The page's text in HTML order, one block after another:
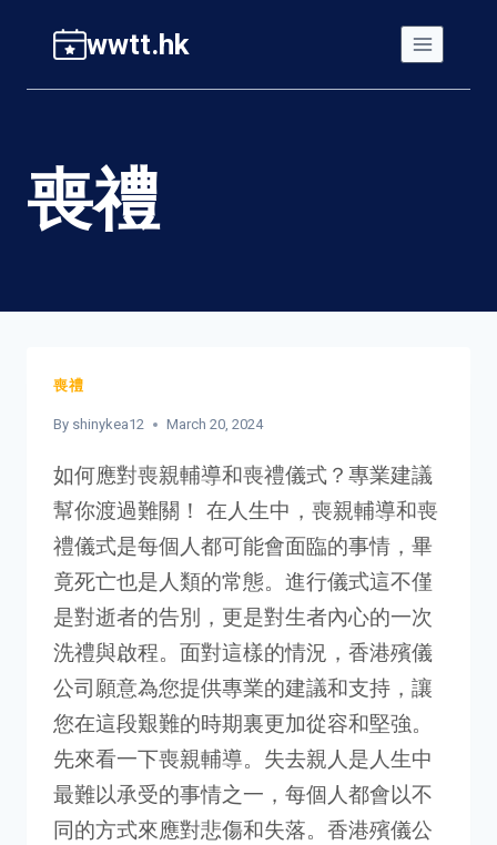
content
wwtt.hk
喪禮
喪禮
By shinykea12 March 20, 2024
如何應對喪親輔導和喪禮儀式？專業建議
幫你渡過難關！ 在人生中，喪親輔導和喪
禮儀式是每個人都可能會面臨的事情，畢
竟死亡也是人類的常態。進行儀式這不僅
是對逝者的告別，更是對生者內心的一次
洗禮與啟程。面對這樣的情況，香港殯儀
公司願意為您提供專業的建議和支持，讓
您在這段艱難的時期裏更加從容和堅強。
先來看一下喪親輔導。失去親人是人生中
最難以承受的事情之一，每個人都會以不
同的方式來應對悲傷和失落。香港殯儀公